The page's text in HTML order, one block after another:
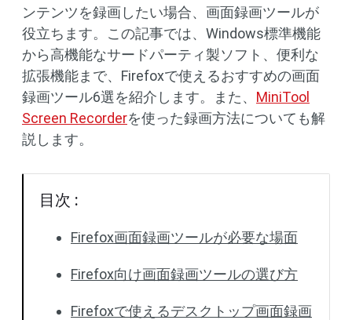
ンテンツを録画したい場合、画面録画ツールが
役立ちます。この記事では、Windows標準機能
から高機能なサードパーティ製ソフト、便利な
拡張機能まで、Firefoxで使えるおすすめの画面
録画ツール6選を紹介します。また、 MiniTool
Screen Recorderを使った録画方法についても解
説します。
目次 :
Firefox画面録画ツールが必要な場面
Firefox向け画面録画ツールの選び方
Firefoxで使えるデスクトップ画面録画